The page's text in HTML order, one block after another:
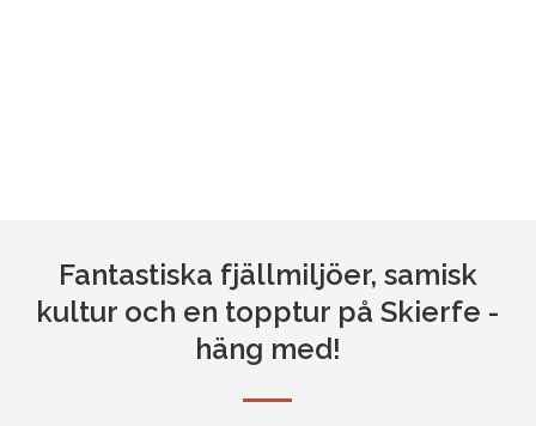
Fantastiska fjällmiljöer, samisk
kultur och en topptur på Skierfe -
häng med!